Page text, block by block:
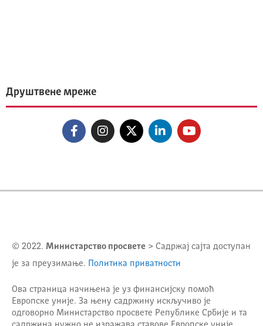
Друштвене мреже
© 2022. Министарство просвете > Садржај сајта доступан
је за преузимање. Политика приватности
Ова страница начињена је уз финансијску помоћ
Европске уније. За њену садржину искључиво је
одговорно Министарство просвете Републике Србије и та